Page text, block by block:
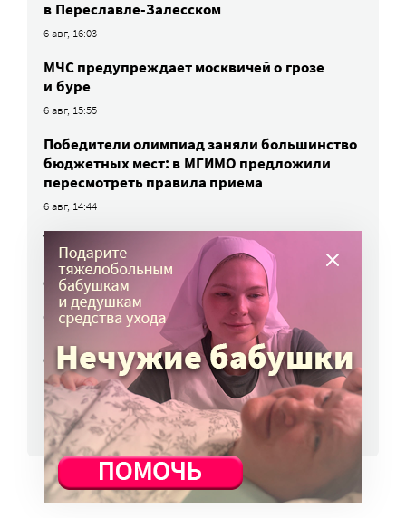
в Переславле-Залесском
6 авг, 16:03
МЧС предупреждает москвичей о грозе
и буре
6 авг, 15:55
Победители олимпиад заняли большинство
бюджетных мест: в МГИМО предложили
пересмотреть правила приема
6 авг, 14:44
Улучшить питание заключенных намерен
Минюст
6 авг, 13:19
Обязать самозанятых платить пенсионные
взносы предлагают профсоюзы
6 авг, 10:51
ВСЕ НОВОСТИ